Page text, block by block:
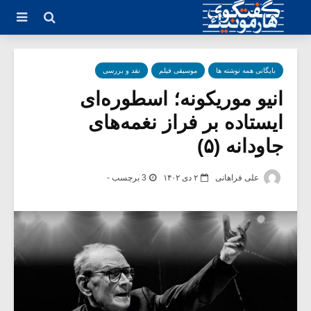
بایگانی همه نوشته ها موسیقی فیلم نقد و بررسی
انیو موریکونه؛ اسطوره‌ای
ایستاده بر فراز نغمه‌های
جاودانه (۵)
علی فراهانی ۲ دی ۱۴۰۲ 3 برچسب -